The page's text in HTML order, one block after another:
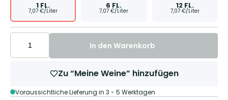
1 FL.
7,07 €/Liter
6 FL.
7,07 €/Liter
12FL.
7,07 €/Liter
In den Warenkorb
Zu “Meine Weine” hinzufügen
Voraussichtliche Lieferung in 3 - 5 Werktagen